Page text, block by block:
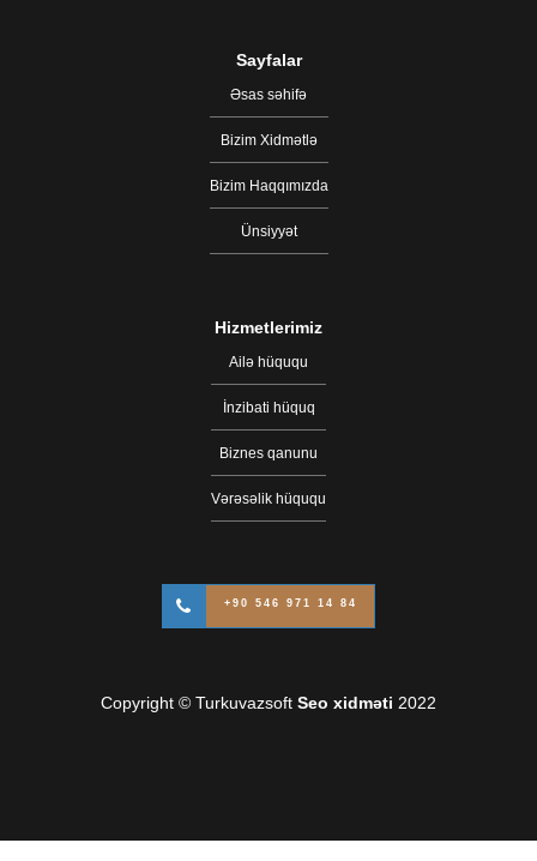
Sayfalar
Əsas səhifə
Bizim Xidmətlə
Bizim Haqqımızda
Ünsiyyət
Hizmetlerimiz
Ailə hüququ
İnzibati hüquq
Biznes qanunu
Vərəsəlik hüququ
+90 546 971 14 84
Copyright © Turkuvazsoft Seo xidməti 2022